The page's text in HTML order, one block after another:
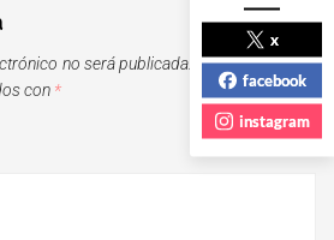
no será publicada.
Los campos
con *
x
facebook
instagram